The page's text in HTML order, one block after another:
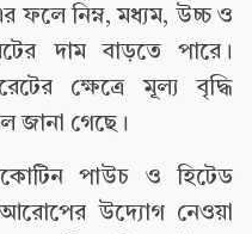
ফলে নিম্ন, মধ্যম, উচ্চ ও
দাম বাড়তে পারে।
ক্ষেত্রে মূল্য বৃদ্ধি
জানা গেছে।
পাউচ ও হিটেড
উদ্যোগ নেওয়া